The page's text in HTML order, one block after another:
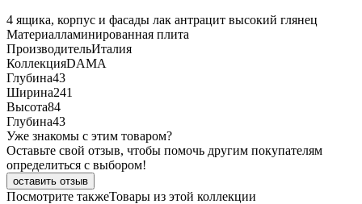
4 ящика, корпус и фасады лак антрацит высокий глянец
Материалламинированная плита
ПроизводительИталия
КоллекцияDAMA
Глубина43
Ширина241
Высота84
Глубина43
Уже знакомы с этим товаром?
Оставьте свой отзыв, чтобы помочь другим покупателям
определиться с выбором!
оставить отзыв
Посмотрите такжеТовары из этой коллекции